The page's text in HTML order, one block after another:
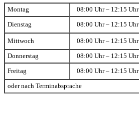
Montag 08:00 Uhr – 12:15 Uhr
Dienstag 08:00 Uhr – 12:15 Uhr
Mittwoch 08:00 Uhr – 12:15 Uhr
Donnerstag 08:00 Uhr – 12:15 Uhr
Freitag 08:00 Uhr – 12:15 Uhr
oder nach Terminabsprache